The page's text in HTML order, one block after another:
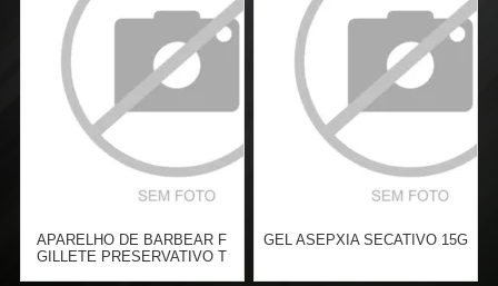
COMPRAR COMPRAR
APARELHO DE BARBEAR F
GILLETE PRESERVATIVO T
GEL ASEPXIA SECATIVO 15G